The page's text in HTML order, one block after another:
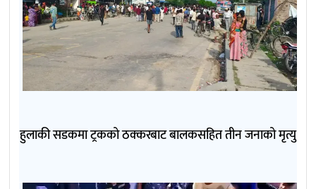
हुलाकी सडकमा ट्रकको ठक्करबाट बालकसहित तीन जनाको मृत्यु